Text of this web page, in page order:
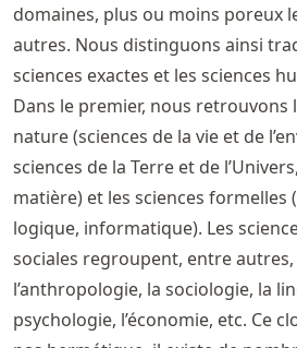
domaines, plus ou moins poreux
autres. Nous distinguons ainsi
sciences exactes et les sciences
Dans le premier, nous retrouvons
nature (sciences de la vie et de
sciences de la Terre et de
matière) et les sciences formelles
logique, informatique). Les
sociales regroupent, entre autres,
l’anthropologie, la sociologie, la
psychologie, l’économie, etc. Ce